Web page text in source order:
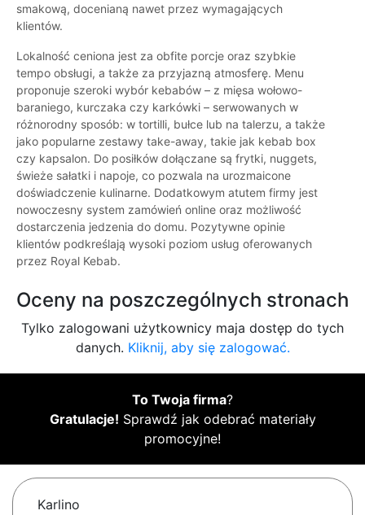
smakową, docenianą nawet przez wymagających
klientów.
Lokalność ceniona jest za obfite porcje oraz szybkie
tempo obsługi, a także za przyjazną atmosferę. Menu
proponuje szeroki wybór kebabów – z mięsa wołowo-
baraniego, kurczaka czy karkówki – serwowanych w
różnorodny sposób: w tortilli, bułce lub na talerzu, a także
jako popularne zestawy take-away, takie jak kebab box
czy kapsalon. Do posiłków dołączane są frytki, nuggets,
świeże sałatki i napoje, co pozwala na urozmaicone
doświadczenie kulinarne. Dodatkowym atutem firmy jest
nowoczesny system zamówień online oraz możliwość
dostarczenia jedzenia do domu. Pozytywne opinie
klientów podkreślają wysoki poziom usług oferowanych
przez Royal Kebab.
Oceny na poszczególnych stronach
Tylko zalogowani użytkownicy maja dostęp do tych
danych. Kliknij, aby się zalogować.
To Twoja firma?
Gratulacje! Sprawdź jak odebrać materiały
promocyjne!
Karlino